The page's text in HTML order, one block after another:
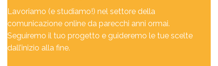
Lavoriamo (e studiamo!) nel settore della
comunicazione online da parecchi anni ormai.
Seguiremo il tuo progetto e guideremo le tue scelte
dall’inizio alla fine.